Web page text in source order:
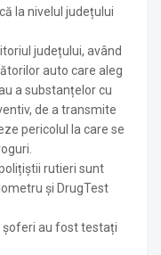
la nivelul județului
județului, având
auto care aleg
a substanțelor cu
de a transmite
pericolul la care se
rutieri sunt
și DrugTest
șoferi au fost testați